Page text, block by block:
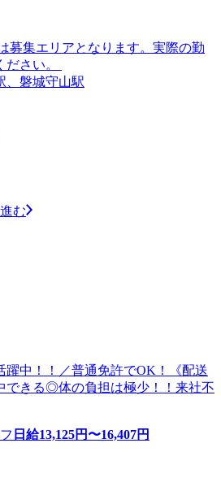
募集エリアとなります。実際の勤
ださい。
、磐城守山駅
む
躍中！！／普通免許でOK！《配送
できる◎体の負担は極少！！来社不
日給13,125円〜16,407円